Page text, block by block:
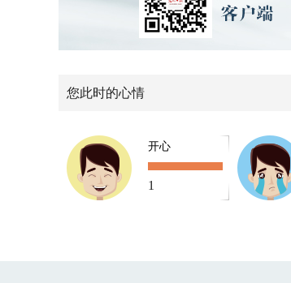
您此时的心情
开心
1